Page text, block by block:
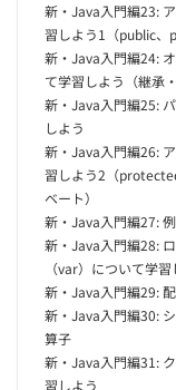
新・Java入門編23:
習しよう1（public、
新・Java入門編24:
て学習しよう（継承
新・Java入門編25:
しよう
新・Java入門編26:
習しよう2（
ベート）
新・Java入門編27:
新・Java入門編28:
（var）について学習
新・Java入門編29:
新・Java入門編30:
算子
新・Java入門編31:
習しよう